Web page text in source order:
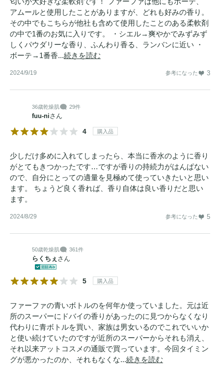
アムールと使用したことがありますが、どれも好みの香り。
その中でもこちらが他社も含めて使用したことのある柔軟剤
の中で1番のお気に入りです。 ・シエル→爽やかでみずみず
しくパウダリーな香り、ふんわり香る、ランバンに近い ・
ボーテ→1番香...続きを読む
2024/9/19 参考になった 3
36歳乾燥肌 29件
fuu-niさん
4 購入品
少しだけ多めに入れてしまったら、本当に香水のように香り
がとてもきつかったです…ですが香りの持続力がはんぱない
ので、自分にとっての適量を見極めて使っていきたいと思い
ます。 ちょうど良く香れば、香り自体は良い香りだと思い
ます。
2024/8/29 参考になった 5
50歳乾燥肌 361件
らくちぇ さん
5 購入品
ファーファの青いボトルのを何年か使っていました。元は近
所のスーパーにドバイの香りがあったのに見つからなくなり
代わりに青ボトルを買い、家族は男女いるのでこれでいいか
と使い続けていたのですが近所のスーパーからそれも消え、
それ以来アットコスメの通販で買っています。今回タイミン
グが悪かったのか、それもなくな...続きを読む